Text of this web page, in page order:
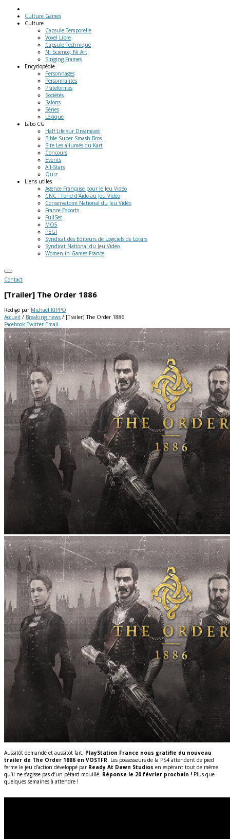
Culture Games
Culture
Capsule Temporelle
Voxel Libre
Capsule Technique
Ni Science, Ni Art
Singing Frames
Encyclopédie
Personnages
Personnalités
Plateformes
Sociétés
Salons
Séries
Lexique
Labo CG
Half Life sur Dreamcast
Bible Super Smash Bros.
Site Les allumés du Kart
Concours
Events
All-Stars
Quiz
Liens utiles
Agence Française pour le Jeu Vidéo
CNC : Fond d'Aide au Jeu Vidéo
Conservatoire National du Jeu Vidéo
France Esports
FullSet
MO5
PEGI
Syndicat des Editeurs de Logiciels de Loisirs
Syndicat National du Jeu Vidéo
Women in Games France
Contact
[Trailer] The Order 1886
Rédigé par Michaël KIPPO
Accueil / Breaking news / [Trailer] The Order 1886
Facebook Twitter Email
Aussitôt demandé et aussitôt fait, PlayStation France nous gratifie du nouveau
trailer de The Order 1886 en VOSTFR. Les possesseurs de la PS4 attendent de pied
ferme le jeu d’action développé par Ready At Dawn Studios en espérant tout de même
qu’il ne s’agisse pas d’un pétard mouillé. Réponse le 20 février prochain ! Plus que
quelques semaines à attendre !